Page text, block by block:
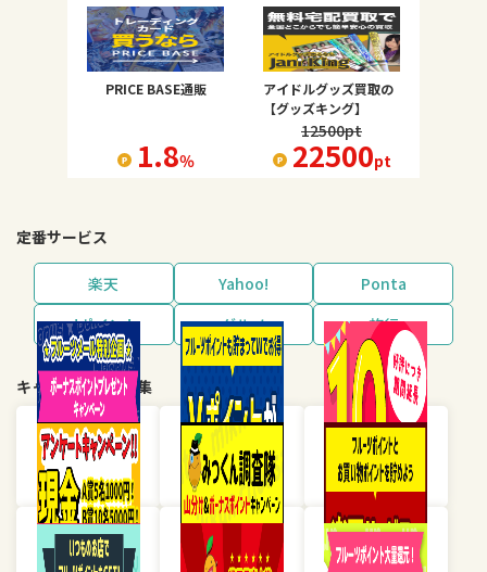
PRICE BASE通販
1.8％
アイドルグッズ買取の
【グッズキング】
12500pt
22500pt
定番サービス
楽天 Yahoo!
Ponta
dポイント
グルメ 旅行
キャンペーン・特集